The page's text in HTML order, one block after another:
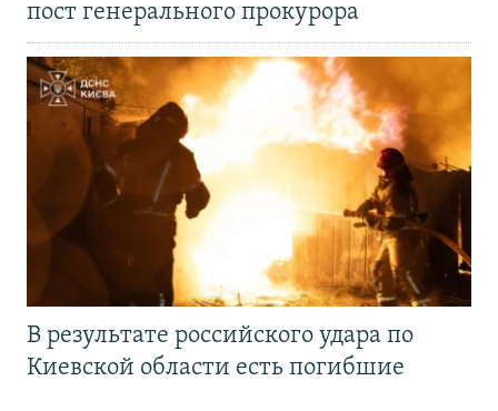
пост генерального прокурора
В результате российского удара по
Киевской области есть погибшие